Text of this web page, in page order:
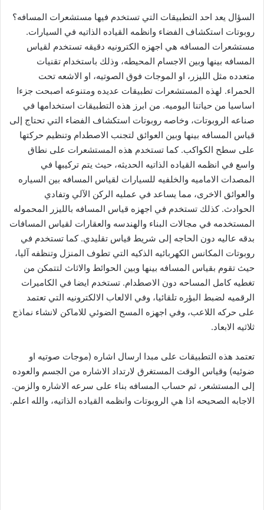
السؤال يعد احد التطبيقات التي تستخدم فيها مستشعرات المسافه؟
روبوتات استكشاف الفضاء وانظمه القياده الذاتيه في السيارات.
مستشعرات المسافه هي اجهزه الكترونيه دقيقه تستخدم لقياس
المسافه بينها وبين الاجسام المحيطه، وذلك باستخدام تقنيات
متعدده مثل الليزر، او الموجات فوق الصوتيه، او الاشعه تحت
الحمراء. لهذه المستشعرات تطبيقات عديده ومتنوعه اصبحت جزءا
اساسيا من حياتنا اليوميه. من ابرز هذه التطبيقات استخدامها في
صناعه الروبوتات، وخاصه روبوتات استكشاف الفضاء التي تحتاج إلى
قياس المسافه بينها وبين العوائق لتجنب الاصطدام وتنظيم حركتها
على سطح الكواكب. كما تستخدم هذه المستشعرات على نطاق
واسع في انظمه القياده الذاتيه الحديثه، حيث يتم تركيبها في
المصدات الاماميه والخلفيه للسيارات لقياس المسافه بين السياره
والعوائق الاخرى، مما يساعد في عمليه الركن الآلي وتفادي
الحوادث. كذلك تستخدم في اجهزه قياس المسافه بالليزر المحموله
المستخدمه في مجالات البناء والهندسه والعقارات لقياس المسافات
بدقه عاليه دون الحاجه إلى شريط قياس تقليدي. كما تستخدم في
روبوتات المكانس الكهربائيه الذكيه التي تطوف المنزل وتنظفه آليا،
حيث تقوم بقياس المسافه بينها وبين الحوائط والاثاث لتتمكن من
تغطيه كامل المساحه دون الاصطدام. تستخدم ايضا في الكاميرات
الرقميه لضبط البؤره تلقائيا، وفي الالعاب الالكترونيه التي تعتمد
على حركه اللاعب، وفي اجهزه المسح الضوئي للاماكن لانشاء نماذج
ثلاثيه الابعاد.
تعتمد هذه التطبيقات على مبدا ارسال اشاره (موجات صوتيه او
ضوئيه) وقياس الوقت المستغرق لارتداد الاشاره من الجسم والعوده
إلى المستشعر، ثم حساب المسافه بناء على سرعه الاشاره والزمن.
الاجابه الصحيحه اذا هي الروبوتات وانظمه القياده الذاتيه، والله اعلم.